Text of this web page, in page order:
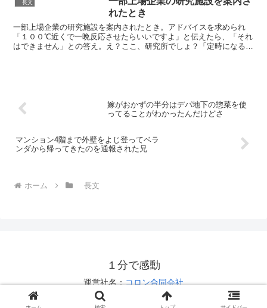
長文
れたとき
一部上場企業の研究施設を案内されたとき。アドバイスを求められ
「１００℃近くで一晩反応させたらいいですよ」と伝えたら、「それ
はできません」との答え。え？ここ、研究所でしょ？「定時になると
嫁がおかずの半分はデパ地下の惣菜を使
ってることがわかったんだけどさ
マンション4階まで外壁をよじ登ってベラ
ンダから帰ってきたのを通報された兄
ホーム 長文
１分で感動
運営社名：コロン合同会社
お問い合わせは
こちら